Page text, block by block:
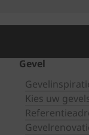
Gevel
Kies uw